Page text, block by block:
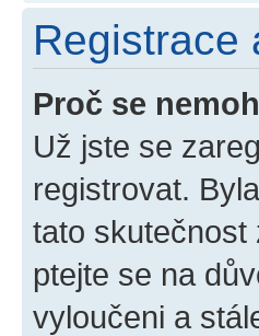
Registrace
Proč se
Už jste se
registrovat.
tato skutečnost
ptejte se na
vyloučeni a